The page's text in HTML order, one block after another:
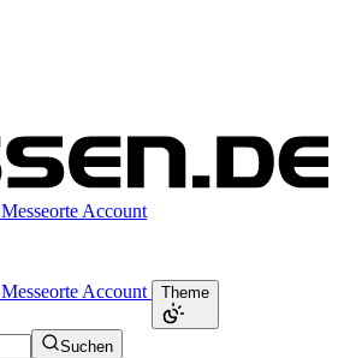
Messeorte Account
Messeorte Account Theme
Suchen